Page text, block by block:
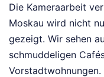
Die Kameraarbeit
Moskau wird nicht
gezeigt. Wir sehen
schmuddeligen